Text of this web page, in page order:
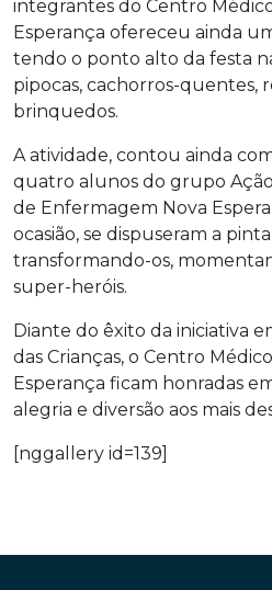
integrantes do Centro
Esperança ofereceu ainda
tendo o ponto alto da festa
pipocas, cachorros-quentes,
brinquedos.
A atividade, contou ainda
quatro alunos do grupo
de Enfermagem Nova
ocasião, se dispuseram a
transformando-os,
super-heróis.
Diante do êxito da iniciativa
das Crianças, o Centro
Esperança ficam honradas
alegria e diversão aos mais
[nggallery id=139]